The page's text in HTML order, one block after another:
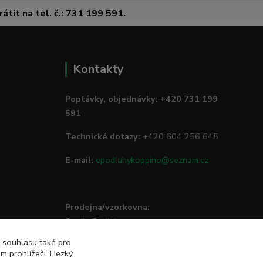
na tel. č.: 731 199 591.
Kontakty
Poptávky, objednávky: +420 731 199
591
Technické dotazy: +420 604 256 645
E-mail: epodlahykoppino@seznam.cz
Prodejna/vzorkovna:
Studio Podlah
74801 Hlučín
také pro
prohlížeči. Hezký